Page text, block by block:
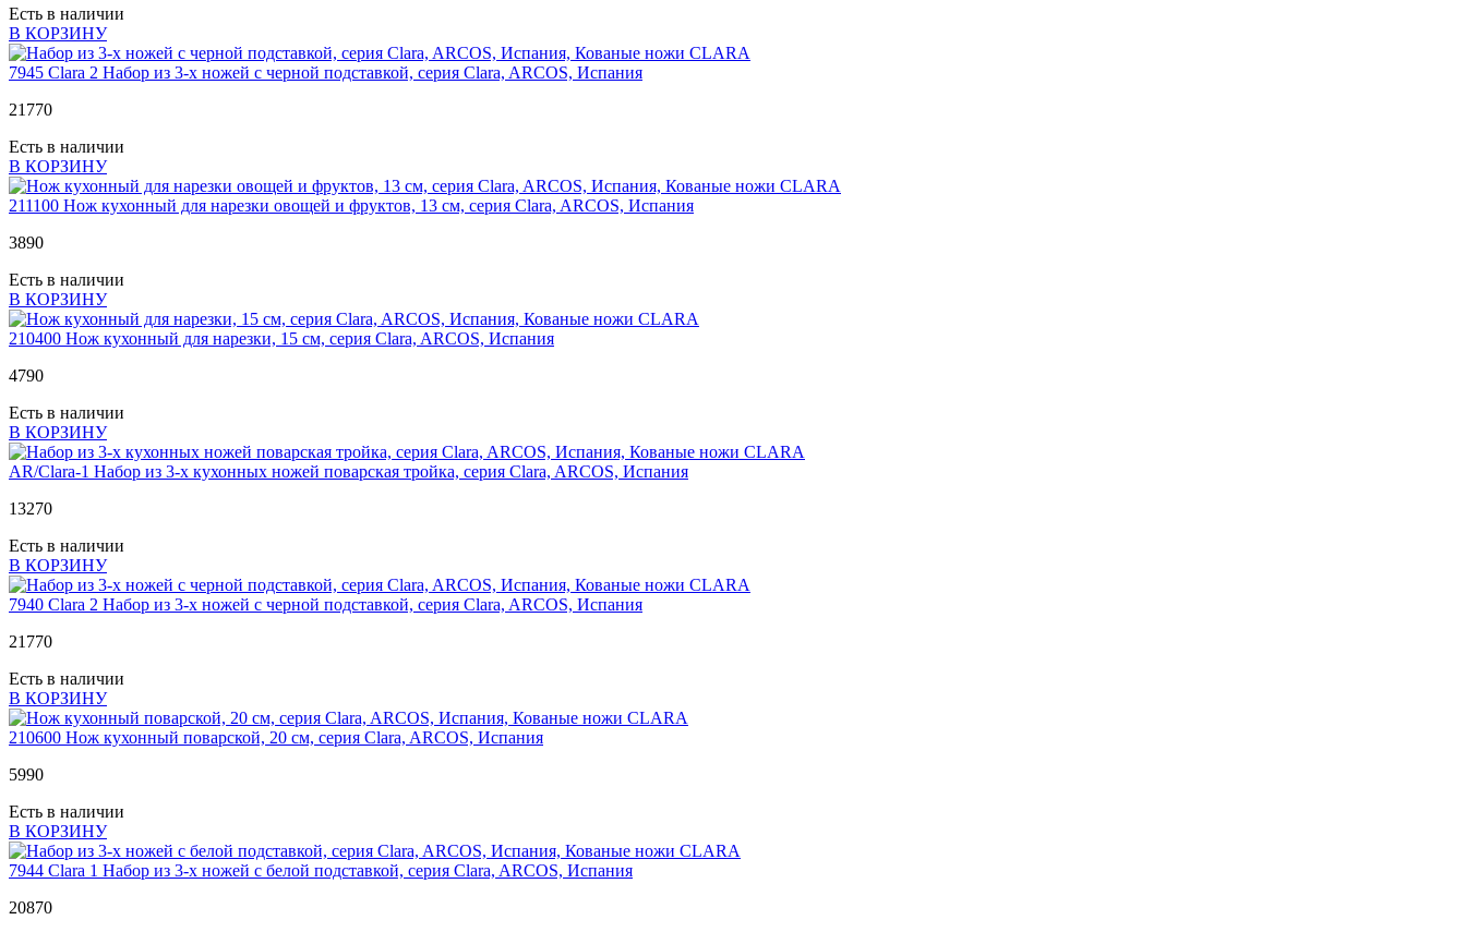
Есть в наличии
В КОРЗИНУ
7945 Clara 2 Набор из 3-х ножей с черной подставкой, серия Clara, ARCOS, Испания
21 770
Есть в наличии
В КОРЗИНУ
211100 Нож кухонный для нарезки овощей и фруктов, 13 см, серия Clara, ARCOS, Испания
3890
Есть в наличии
В КОРЗИНУ
210400 Нож кухонный для нарезки, 15 см, серия Clara, ARCOS, Испания
4790
Есть в наличии
В КОРЗИНУ
AR/Clara-1 Набор из 3-х кухонных ножей поварская тройка, серия Clara, ARCOS, Испания
13270
Есть в наличии
В КОРЗИНУ
7940 Clara 2 Набор из 3-х ножей с черной подставкой, серия Clara, ARCOS, Испания
21 770
Есть в наличии
В КОРЗИНУ
210600 Нож кухонный поварской, 20 см, серия Clara, ARCOS, Испания
5990
Есть в наличии
В КОРЗИНУ
7944 Clara 1 Набор из 3-х ножей с белой подставкой, серия Clara, ARCOS, Испания
20870